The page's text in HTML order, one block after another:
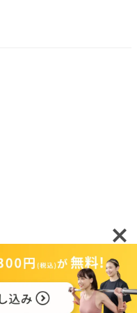
rights reserved.